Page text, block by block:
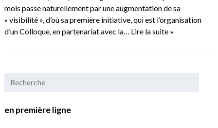
mois passe naturellement par une augmentation de sa
« visibilité », d’où sa première initiative, qui est l’organisation
d’un Colloque, en partenariat avec la… Lire la suite »
en première ligne